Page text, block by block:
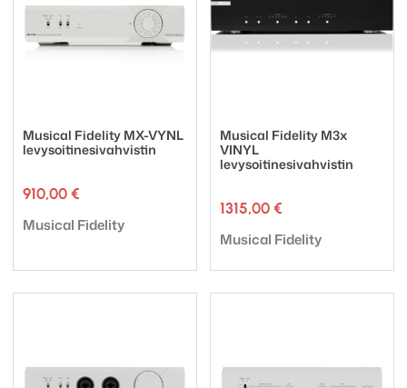
Musical Fidelity MX-VYNL
levysoitinesivahvistin
910,00 €
Tuotemerkki:
Musical Fidelity
Musical Fidelity M3x
VINYL
levysoitinesivahvistin
1315,00 €
Tuotemerkki:
Musical Fidelity